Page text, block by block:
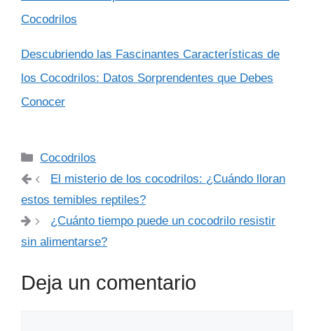
Cocodrilos
Descubriendo las Fascinantes Características de
los Cocodrilos: Datos Sorprendentes que Debes
Conocer
Categorías
Cocodrilos
El misterio de los cocodrilos: ¿Cuándo lloran
estos temibles reptiles?
¿Cuánto tiempo puede un cocodrilo resistir
sin alimentarse?
Deja un comentario